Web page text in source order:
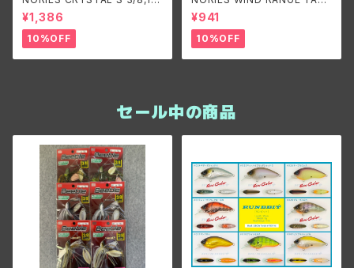
oz. /ノリーズ クリスタルS 3/8,
1/2oz.
¥1,386
10%OFF
DEM WILLOW3/8oz./ノリー
ズ ウインドレンジ タンデムウィ
ロー3/8oz.
¥941
10%OFF
セール中の商品